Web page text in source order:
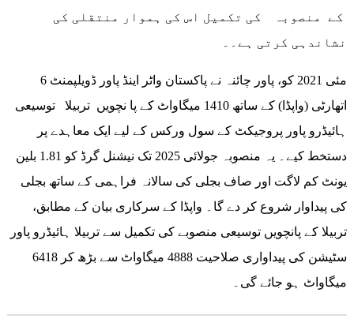
کے منصوبہ کی تکمیل اس کی ہموار منتقلی کی
نشاندہی کرتی ہے۔۔
6 مئی 2021 کو، پاور چائنہ نے پاکستان واٹر اینڈ پاور ڈویلپمنٹ
اتھارٹی (واپڈا) کے ساتھ 1410 میگاواٹ کے پا نچویں تربیلا توسیعی
ہائیڈرو پاور پروجیکٹ کے سول ورکس کے لیے ایک معاہدے پر
دستخط کیے۔ یہ منصوبہ جولائی 2025 تک نیشنل گرڈ کو 1.81 بلین
یونٹ کم لاگت اور صاف بجلی کی سالانہ فراہمی کے ساتھ بجلی
کی پیداوار شروع کر دے گا۔ واپڈا کے سرکاری بیان کے مطابق،
تربیلا کے پانچویں توسیعی منصوبے کی تکمیل سے تربیلا ہائیڈرو پاور
سٹیشن کی پیداواری صلاحیت 4888 میگاواٹ سے بڑھ کر 6418
میگاواٹ ہو جائے گی۔